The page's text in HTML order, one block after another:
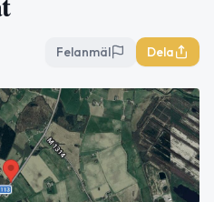
Felanmäl Dela